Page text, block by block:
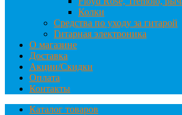
Колки
Средства по уходу за гитарой
Гитарная электроника
О магазине
Доставка
Акции/Скидки
Оплата
Контакты
Каталог товаров